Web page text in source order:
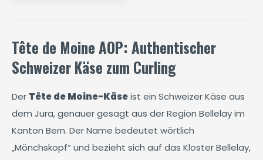
Tête de Moine AOP: Authentischer
Schweizer Käse zum Curling
Der Tête de Moine-Käseist ein Schweizer Käse aus
dem Jura, genauer gesagt aus der Region Bellelay im
Kanton Bern. Der Name bedeutet wörtlich
„Mönchskopf“ und bezieht sich auf das Kloster Bellelay,